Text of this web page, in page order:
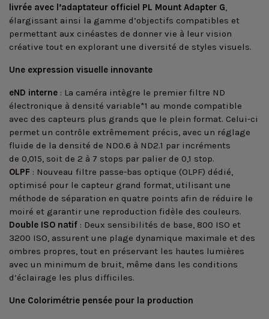
livrée avec l’adaptateur officiel PL Mount Adapter G,
élargissant ainsi la gamme d’objectifs compatibles et
permettant aux cinéastes de donner vie à leur vision
créative tout en explorant une diversité de styles visuels.
Une expression visuelle innovante
eND interne : La caméra intègre le premier filtre ND
électronique à densité variable*1 au monde compatible
avec des capteurs plus grands que le plein format. Celui-ci
permet un contrôle extrêmement précis, avec un réglage
fluide de la densité de ND0.6 à ND2.1 par incréments
de 0,015, soit de 2 à 7 stops par palier de 0,1 stop.
OLPF : Nouveau filtre passe-bas optique (OLPF) dédié,
optimisé pour le capteur grand format, utilisant une
méthode de séparation en quatre points afin de réduire le
moiré et garantir une reproduction fidèle des couleurs.
Double ISO natif : Deux sensibilités de base, 800 ISO et
3200 ISO, assurent une plage dynamique maximale et des
ombres propres, tout en préservant les hautes lumières
avec un minimum de bruit, même dans les conditions
d’éclairage les plus difficiles.
Une Colorimétrie pensée pour la production